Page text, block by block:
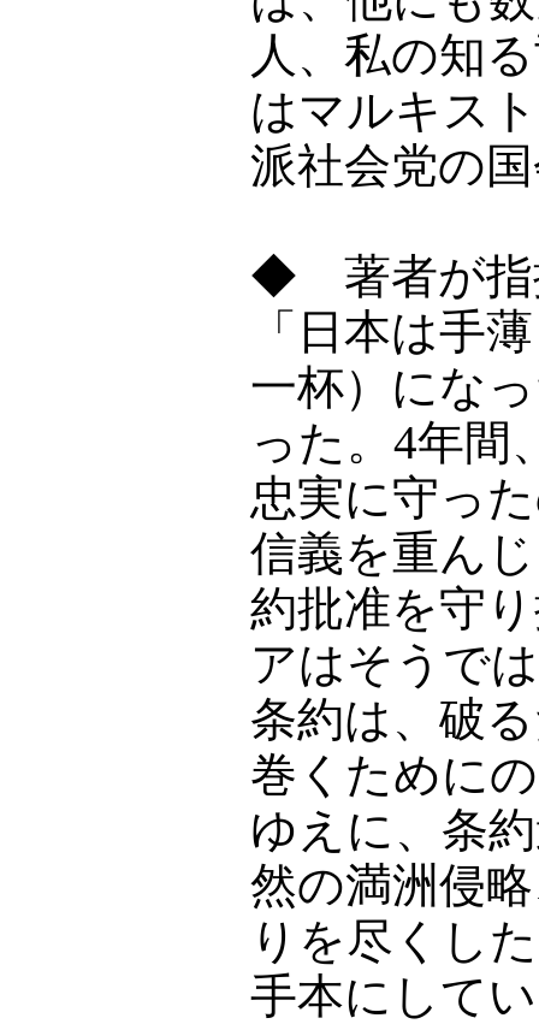
人、私の知
はマルキス
派社会党の
◆ 著者が指
「日本は手
一杯）にな
った。4年間
忠実に守っ
信義を重ん
約批准を守
アはそうで
条約は、破
巻くために
ゆえに、条
然の満洲侵
りを尽くし
手本にして